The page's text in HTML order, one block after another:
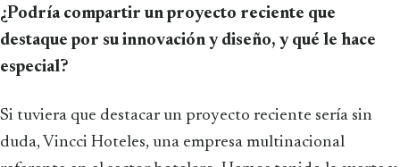
¿Podría compartir un proyecto reciente que
destaque por su innovación y diseño, y qué le hace
especial?
Si tuviera que destacar un proyecto reciente sería sin
duda, Vincci Hoteles, una empresa multinacional